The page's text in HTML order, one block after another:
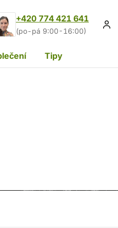
+420 774 421 641
(po-pá 9:00-16:00)
Tipy